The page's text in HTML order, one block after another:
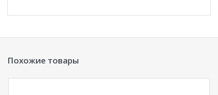
Похожие товары